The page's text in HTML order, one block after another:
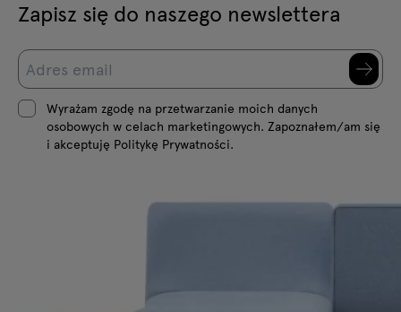
Zapisz się do naszego newslettera
Wyrażam zgodę na przetwarzanie moich danych
osobowych w celach marketingowych. Zapoznałem/am się
i akceptuję Politykę Prywatności.